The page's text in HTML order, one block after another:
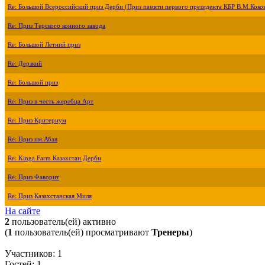
Re: Большой Всероссийский приз Дерби (Приз памяти первого президента КБР
Re: Приз Терского конного завода
Re: Большой Летний приз
Re: Дерзкий
Re: Большой приз
Re: Приз в честь жеребца Арт
Re: Приз Критериум
Re: Приз им.Абая
Re: Kinga Farm Казахстан Дерби
Re: Приз Фаворит
Re: Приз Казахстанская Миля
На сайте
2 пользователь(ей) активно
(1 пользователь(ей) просматривают Тренеры)
Участников: 1